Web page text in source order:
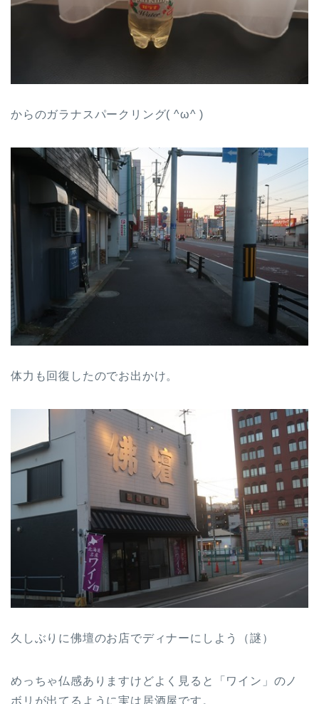
からのガラナスパークリング( ^ω^ )
体力も回復したのでお出かけ。
久しぶりに佛壇のお店でディナーにしよう（謎）
めっちゃ仏感ありますけどよく見ると「ワイン」のノ
ボリが出てるように実は居酒屋です。